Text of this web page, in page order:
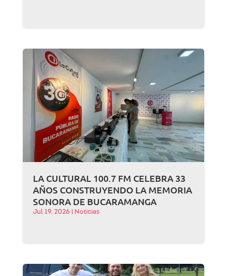
LA CULTURAL 100.7 FM CELEBRA 33
AÑOS CONSTRUYENDO LA MEMORIA
SONORA DE BUCARAMANGA
Jul 19, 2026 Noticias